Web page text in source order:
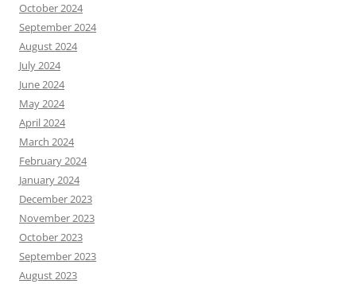
October 2024
September 2024
August 2024
July 2024
June 2024
May 2024
April 2024
March 2024
February 2024
January 2024
December 2023
November 2023
October 2023
September 2023
August 2023